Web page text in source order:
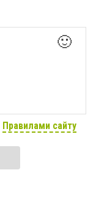
🙂
Правилами сайту